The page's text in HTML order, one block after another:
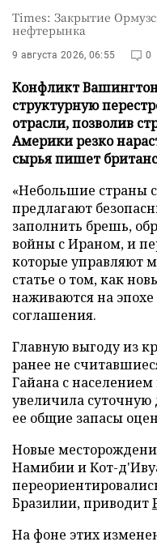
Times: Закрытие
нефтерынка
9 августа 2026, 06:55 0
Конфликт
структурную
отрасли, позволив
Америки резко
сырья пишет
«Небольшие страны
предлагают
заполнить брешь,
войны с Ираном, и
которые управляют
статье о том, как
наживаются на
соглашения.
Главную выгоду из
ранее не
Гайана с
увеличила суточную
ее общие запасы
Новые
Намибии и Кот-
Бразилии, приводит
На фоне этих